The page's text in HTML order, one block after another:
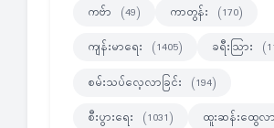
ကဗ်ာ (49) ကာတွန်း (170)
ကျန်းမာရေး (1405) ခရီးသြား
စမ်းသပ်လေ့လာခြင်း (194)
စီးပွားရေး (1031) ထူးဆန်းထွေလာ